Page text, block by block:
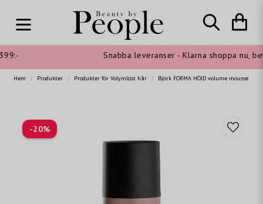
Snabba leveranser - Klarna shoppa nu,
Hem Produkter Produkter för Volymlöst hår Björk FORMA HÖJD volume mousse
-20%